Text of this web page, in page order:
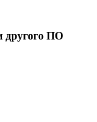
другого ПО